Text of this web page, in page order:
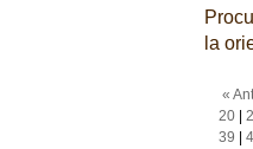
la
«
20|
39